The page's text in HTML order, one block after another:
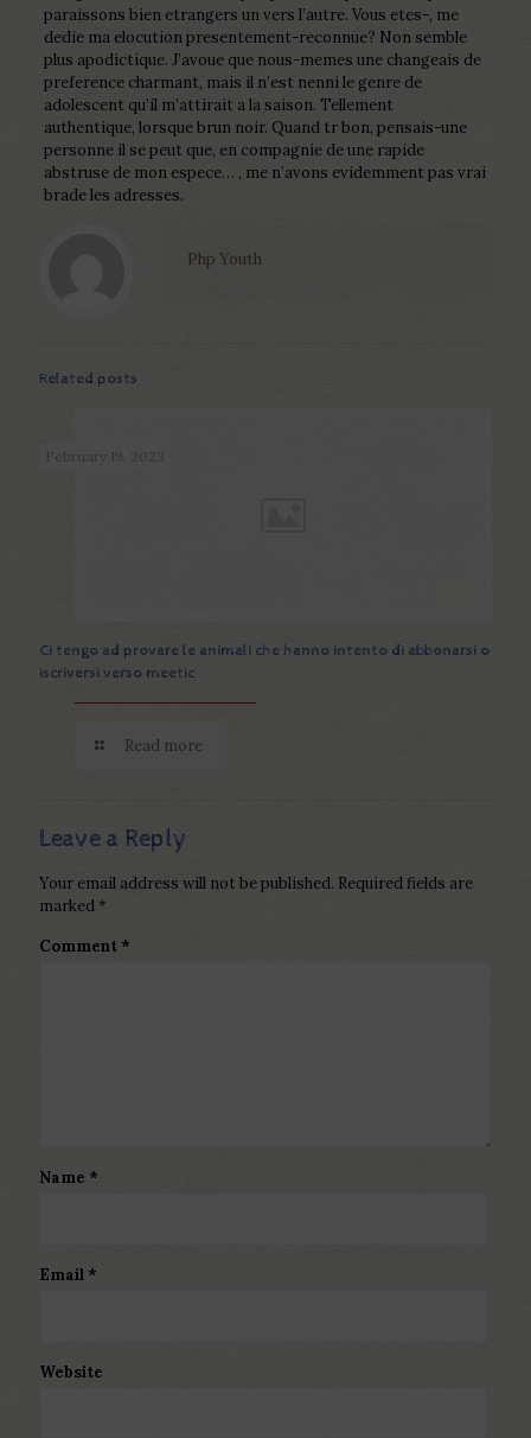
paraissons bien etrangers un vers l’autre. Vous etes-, me
dedie ma elocution presentement-reconnue? Non semble
plus apodictique. J’avoue que nous-memes une changeais de
preference charmant, mais il n’est nenni le genre de
adolescent qu’il m’attirait a la saison. Tellement
authentique, lorsque brun noir. Quand tr bon, pensais-une
personne il se peut que, en compagnie de une rapide
abstruse de mon espece… , me n’avons evidemment pas vrai
brade les adresses.
Php Youth
Related posts
February 19, 2023
Ci tengo ad provare le animali che hanno intento di abbonarsi o
iscriversi verso meetic
Read more
Leave a Reply
Your email address will not be published. Required fields are
marked *
Comment *
Name *
Email *
Website